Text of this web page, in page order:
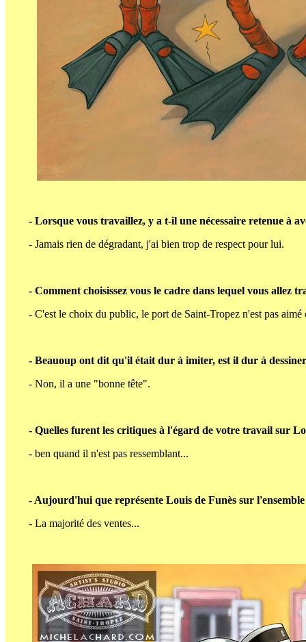
- Lorsque vous travaillez, y a t-il une nécessaire retenue à
- Jamais rien de dégradant, j'ai bien trop de respect pour lui.
- Comment choisissez vous le cadre dans lequel vous
- C'est le choix du public, le port de Saint-Tropez n'est pas aimé
- Beauoup ont dit qu'il était dur à imiter, est il dur à
- Non, il a une "bonne tête".
- Quelles furent les critiques à l'égard de votre travail sur
- ben quand il n'est pas ressemblant...
- Aujourd'hui que représente Louis de Funès sur
- La majorité des ventes...